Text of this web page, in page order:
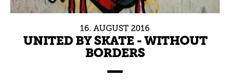
16. AUGUST 2016
UNITED BY SKATE - WITHOUT
BORDERS